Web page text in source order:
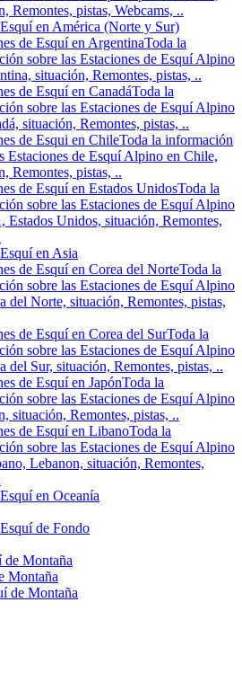
Remontes, pistas, Webcams, ..
en América (Norte y Sur)
de Esquí en ArgentinaToda la
sobre las Estaciones de Esquí Alpino
situación, Remontes, pistas, ..
de Esquí en CanadáToda la
sobre las Estaciones de Esquí Alpino
situación, Remontes, pistas, ..
de Esqui en ChileToda la información
Estaciones de Esquí Alpino en Chile,
Remontes, pistas, ..
de Esquí en Estados UnidosToda la
sobre las Estaciones de Esquí Alpino
Estados Unidos, situación, Remontes,
en Asia
de Esquí en Corea del NorteToda la
sobre las Estaciones de Esquí Alpino
del Norte, situación, Remontes, pistas,
de Esquí en Corea del SurToda la
sobre las Estaciones de Esquí Alpino
del Sur, situación, Remontes, pistas, ..
de Esquí en JapónToda la
sobre las Estaciones de Esquí Alpino
situación, Remontes, pistas, ..
de Esquí en LibanoToda la
sobre las Estaciones de Esquí Alpino
Lebanon, situación, Remontes,
en Oceanía
de Fondo
de Montaña
Montaña
de Montaña